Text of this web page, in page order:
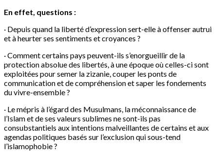
En effet, questions :
· Depuis quand la liberté d’expression sert-elle à offenser autrui
et à heurter ses sentiments et croyances ?
· Comment certains pays peuvent-ils s’enorgueillir de la
protection absolue des libertés, à une époque où celles-ci sont
exploitées pour semer la zizanie, couper les ponts de
communication et de compréhension et saper les fondements
du vivre-ensemble ?
· Le mépris à l’égard des Musulmans, la méconnaissance de
l’Islam et de ses valeurs sublimes ne sont-ils pas
consubstantiels aux intentions malveillantes de certains et aux
agendas politiques basés sur l’exclusion qui sous-tend
l’islamophobie ?